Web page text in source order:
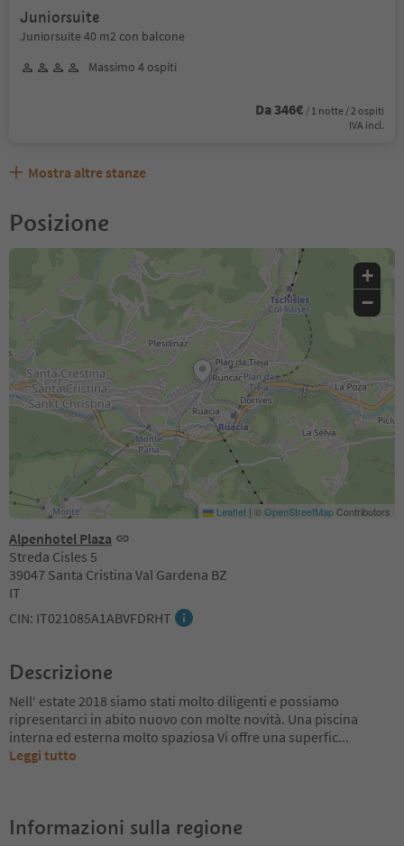
Juniorsuite
Juniorsuite 40 m2 con balcone
Massimo 4 ospiti
Da 346€ / 1 notte / 2 ospiti
IVA incl.
Mostra altre stanze
Posizione
Alpenhotel Plaza
Streda Cisles 5
39047 Santa Cristina Val Gardena BZ
IT
CIN: IT021085A1ABVFDRHT
+
−
Leaflet | ©OpenStreetMapContributors
Descrizione
Nell‘ estate 2018 siamo stati molto diligenti e possiamo
ripresentarci in abito nuovo con molte novità. Una piscina
interna ed esterna molto spaziosa Vi offre una superfic...
Leggi tutto
Informazioni sulla regione